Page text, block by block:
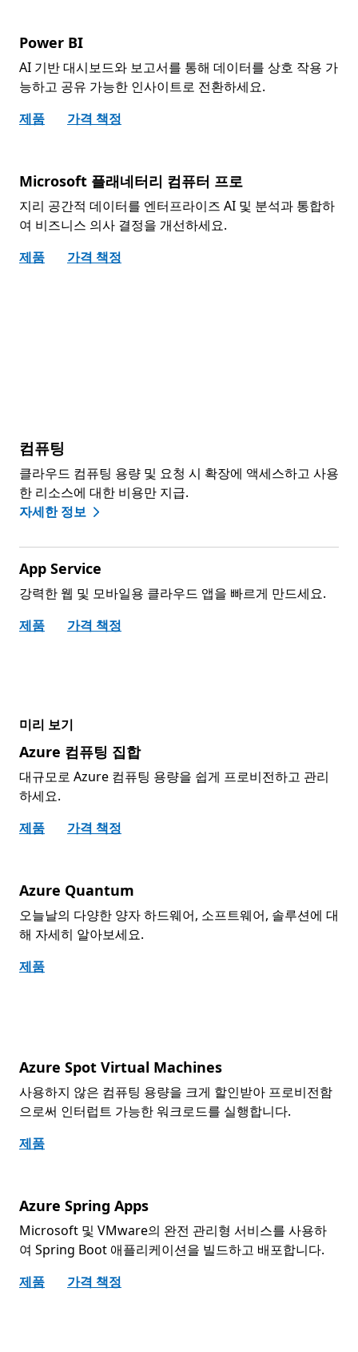
Power BI
AI 기반 대시보드와 보고서를 통해 데이터를 상호 작용 가
능하고 공유 가능한 인사이트로 전환하세요.
제품
가격 책정
Microsoft 플래네터리 컴퓨터 프로
지리 공간적 데이터를 엔터프라이즈 AI 및 분석과 통합하
여 비즈니스 의사 결정을 개선하세요.
제품
가격 책정
컴퓨팅
클라우드 컴퓨팅 용량 및 요청 시 확장에 액세스하고 사용
한 리소스에 대한 비용만 지급.
자세한 정보
App Service
강력한 웹 및 모바일용 클라우드 앱을 빠르게 만드세요.
제품
가격 책정
미리 보기
Azure 컴퓨팅 집합
대규모로 Azure 컴퓨팅 용량을 쉽게 프로비전하고 관리
하세요.
제품
가격 책정
Azure Quantum
오늘날의 다양한 양자 하드웨어, 소프트웨어, 솔루션에 대
해 자세히 알아보세요.
제품
Azure Spot Virtual Machines
사용하지 않은 컴퓨팅 용량을 크게 할인받아 프로비전함
으로써 인터럽트 가능한 워크로드를 실행합니다.
제품
Azure Spring Apps
Microsoft 및 VMware의 완전 관리형 서비스를 사용하
여 Spring Boot 애플리케이션을 빌드하고 배포합니다.
제품
가격 책정